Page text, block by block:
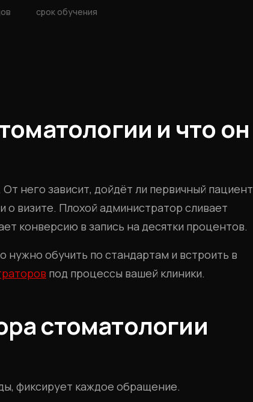
срок обучения
и что он
него зависит, дойдёт ли первичный пациент
о визите. Плохой администратор сливает
конверсию в запись на десятки процентов.
обучить по стандартам и встроить в
под процессы вашей клиники.
стоматологии
фиксирует каждое обращение.